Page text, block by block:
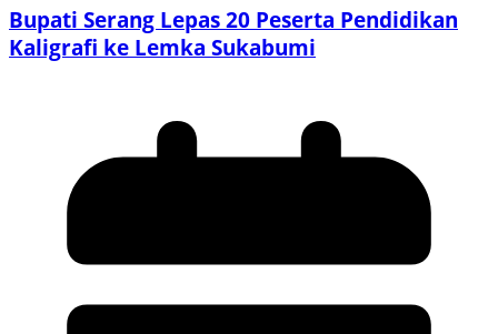
Bupati Serang Lepas 20 Peserta Pendidikan
Kaligrafi ke Lemka Sukabumi